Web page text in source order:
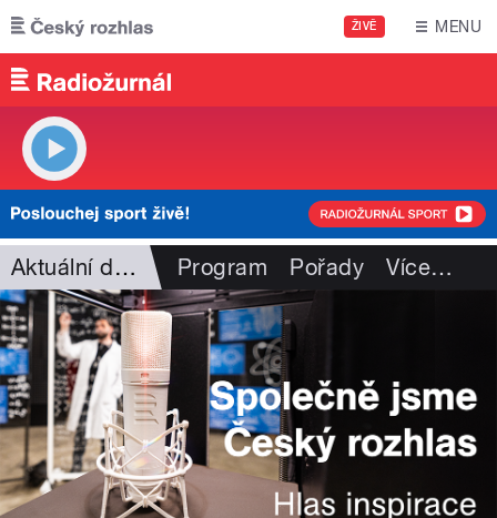
Přejít k hlavnímu obsahu
ŽIVĚ MENU
Aktuální dění Program Pořady Více…